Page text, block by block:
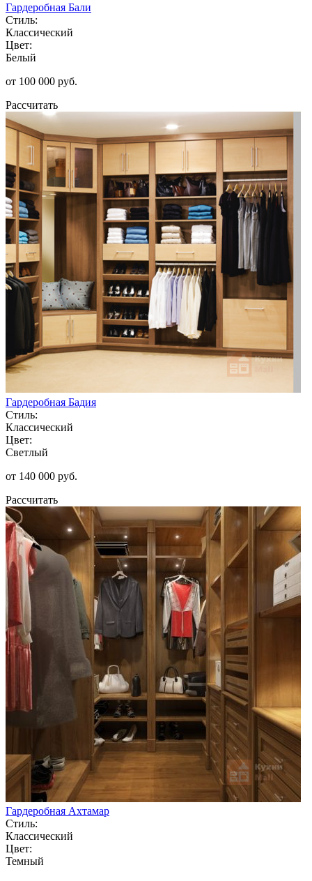
Гардеробная Бали
Стиль:
Классический
Цвет:
Белый
от 100 000 руб.
Рассчитать
Гардеробная Бадия
Стиль:
Классический
Цвет:
Светлый
от 140 000 руб.
Рассчитать
Гардеробная Ахтамар
Стиль:
Классический
Цвет:
Темный